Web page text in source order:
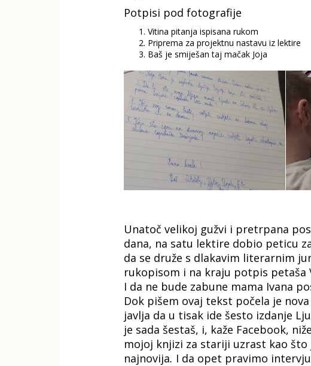
Potpisi pod fotografije
Vitina pitanja ispisana rukom
Priprema za projektnu nastavu iz lektire
Baš je smiješan taj mačak Joja
Unatoč velikoj gužvi i pretrpana
dana, na satu lektire dobio peticu
da se druže s dlakavim literarnim
rukopisom i na kraju potpis petaša
I da ne bude zabune mama Ivana
Dok pišem ovaj tekst počela je
javlja da u tisak ide šesto izdanje
je sada šestaš, i, kaže Facebook,
mojoj knjizi za stariji uzrast kao što
najnovija. I da opet pravimo